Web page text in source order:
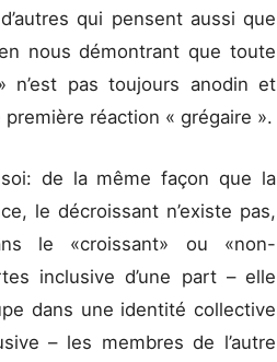
qui pensent aussi que
nous démontrant que toute
n’est pas toujours anodin et
réaction « grégaire ».
de la même façon que la
le décroissant n’existe pas,
le «croissant» ou «non-
inclusive d’une part – elle
dans une identité collective
– les membres de l’autre